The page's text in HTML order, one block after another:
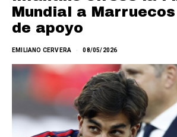
Mundial a
de apoyo
EMILIANO CERVERA 08/05/2026